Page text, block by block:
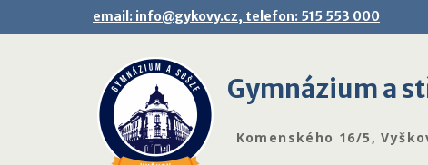
email: info@gykovy.cz, telefon: 515 553 000
Gymnázium a
Komenského 16/5,